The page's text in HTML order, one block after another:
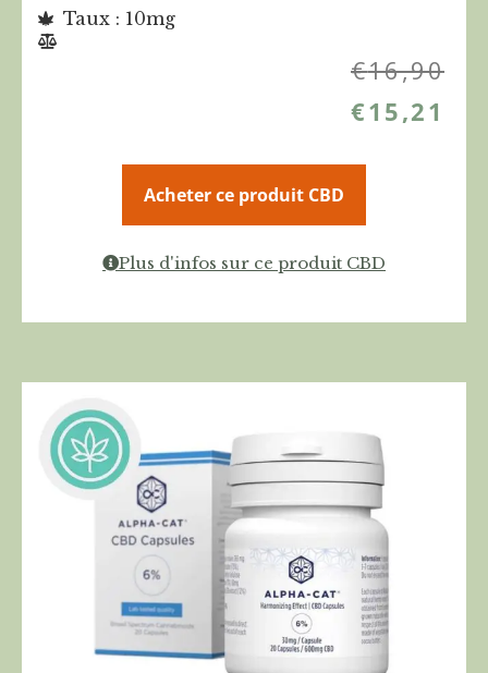
Taux : 10mg
€16,90
€15,21
Acheter ce produit CBD
Plus d'infos sur ce produit CBD